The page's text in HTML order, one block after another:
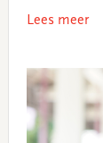
Lees meer